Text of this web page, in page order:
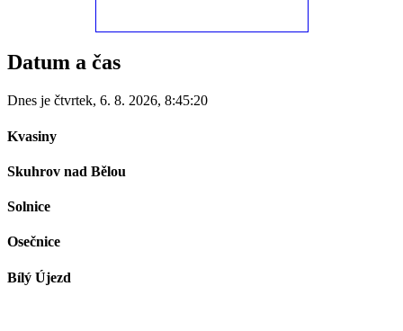
Datum a čas
Dnes je čtvrtek, 6. 8. 2026, 8:45:20
Kvasiny
Skuhrov nad Bělou
Solnice
Osečnice
Bílý Újezd